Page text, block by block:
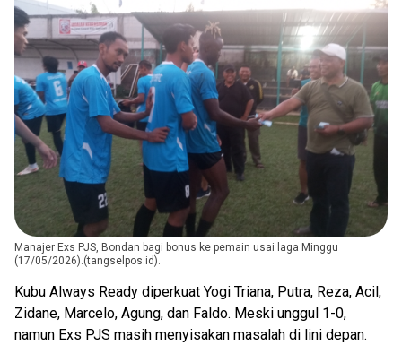
Manajer Exs PJS, Bondan bagi bonus ke pemain usai laga Minggu
(17/05/2026).(tangselpos.id).
Kubu Always Ready diperkuat Yogi Triana, Putra, Reza, Acil,
Zidane, Marcelo, Agung, dan Faldo. Meski unggul 1-0,
namun Exs PJS masih menyisakan masalah di lini depan.